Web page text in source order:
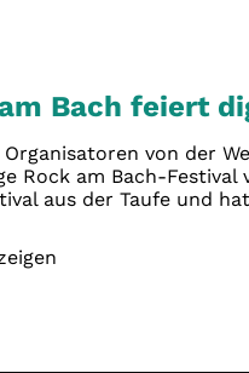
Bach feiert
von der
Rock am Bach-
aus der Taufe und